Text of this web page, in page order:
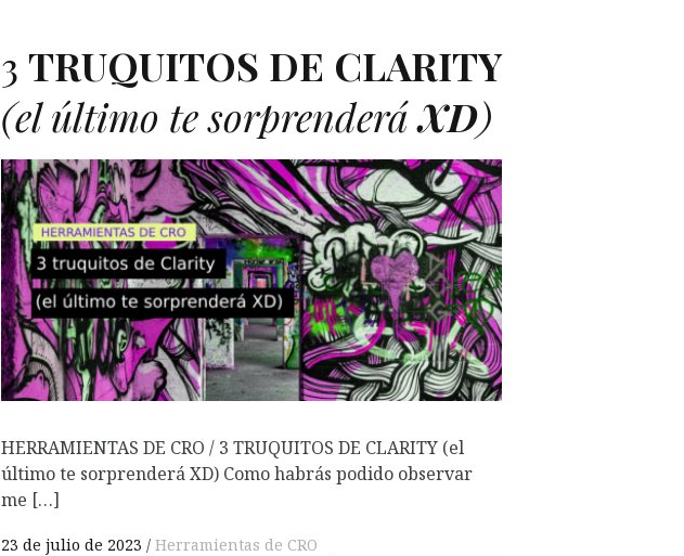
3 TRUQUITOS DE CLARITY
(el último te sorprenderáXD)
HERRAMIENTAS DE CRO / 3 TRUQUITOS DE CLARITY (el
último te sorprenderá XD) Como habrás podido observar
me […]
23 de julio de 2023 Herramientas de CRO